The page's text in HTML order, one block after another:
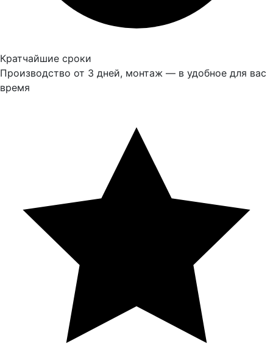
Кратчайшие сроки
Производство от 3 дней, монтаж — в удобное для вас
время